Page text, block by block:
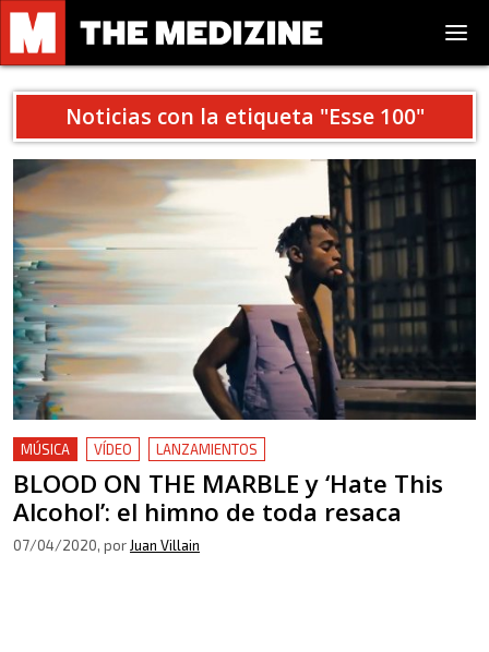
Noticias con la etiqueta "Esse 100"
MÚSICA VÍDEO LANZAMIENTOS
BLOOD ON THE MARBLE y ‘Hate This
Alcohol’: el himno de toda resaca
07/04/2020, por Juan Villain